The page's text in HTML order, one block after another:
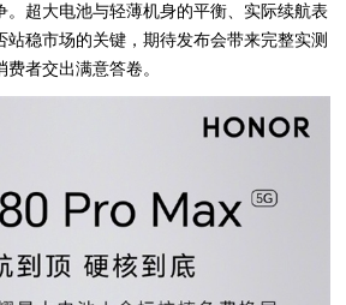
。超大电池与轻薄机身的平衡、实际续航表
站稳市场的关键，期待发布会带来完整实测
者交出满意答卷。